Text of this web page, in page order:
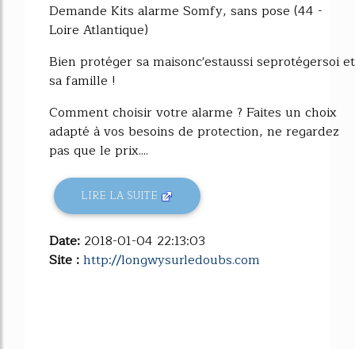
Demande Kits alarme Somfy, sans pose (44 -
Loire Atlantique)
Bien protéger sa maisonc'estaussi seprotégersoi et
sa famille !
Comment choisir votre alarme ? Faites un choix
adapté à vos besoins de protection, ne regardez
pas que le prix....
LIRE LA SUITE
Date: 2018-01-04 22:13:03
Site :http://longwysurledoubs.com